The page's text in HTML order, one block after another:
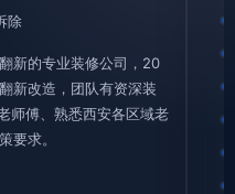
除
新的专业装修公司，20
新改造，团队有资深装
师傅、熟悉西安各区域老
要求。